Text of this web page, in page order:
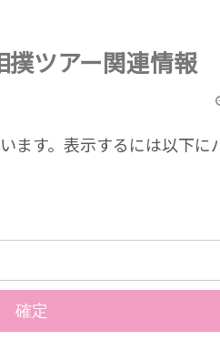
ツアー関連情報
ます。表示するには以下に